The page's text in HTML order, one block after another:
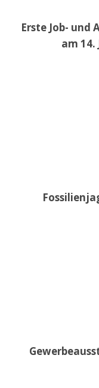
Erste Job- und
am 14.